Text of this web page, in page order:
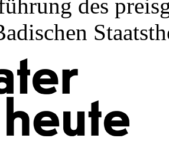
des